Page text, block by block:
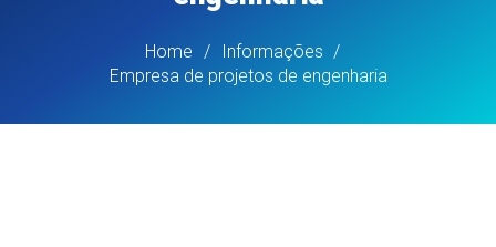
Home / Informações /
Empresa de projetos de engenharia